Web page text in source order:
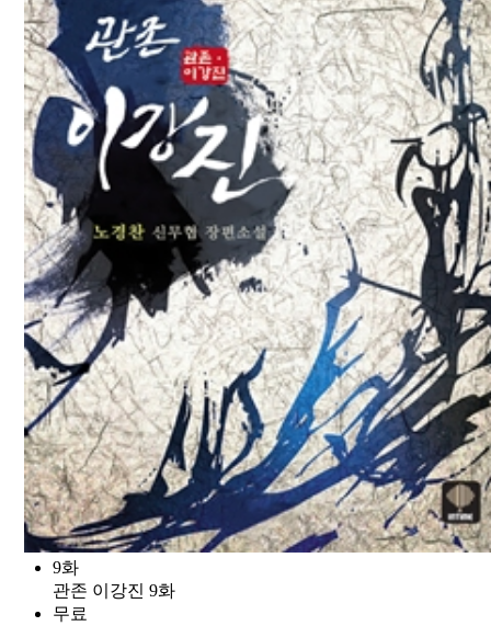
9화
관존 이강진 9화
무료